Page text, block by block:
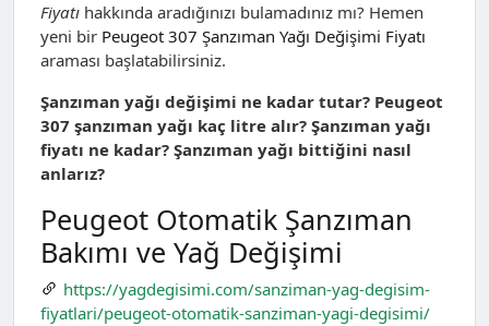
Fiyatı hakkında aradığınızı bulamadınız mı? Hemen
yeni bir Peugeot 307 Şanzıman Yağı Değişimi Fiyatı
araması başlatabilirsiniz.
Şanzıman yağı değişimi ne kadar tutar? Peugeot
307 şanzıman yağı kaç litre alır? Şanzıman yağı
fiyatı ne kadar? Şanzıman yağı bittiğini nasıl
anlarız?
Peugeot Otomatik Şanzıman
Bakımı ve Yağ Değişimi
https://yagdegisimi.com/sanziman-yag-degisim-
fiyatlari/peugeot-otomatik-sanziman-yagi-degisimi/